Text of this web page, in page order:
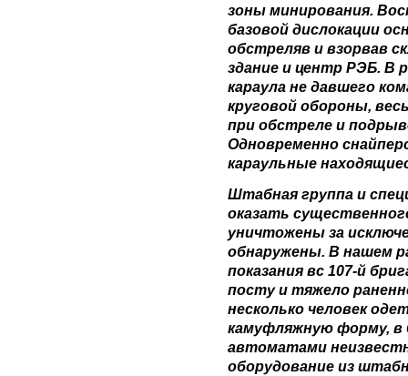
зоны минирования.
базовой дислокации
обстреляв и взорвав
здание и центр РЭБ. В
караула не давшего
круговой обороны,
при обстреле и
Одновременно
караульные
Штабная группа и
оказать
уничтожены за
обнаружены. В нашем
показания вс 107-й
посту и тяжело
несколько человек
камуфляжную форму, в
автоматами
оборудование из